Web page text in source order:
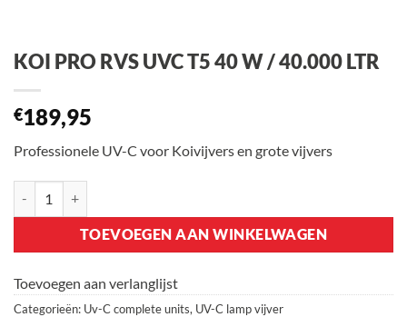
KOI PRO RVS UVC T5 40 W / 40.000 LTR
€189,95
Professionele UV-C voor Koivijvers en grote vijvers
TOEVOEGEN AAN WINKELWAGEN
Toevoegen aan verlanglijst
Categorieën: Uv-C complete units, UV-C lamp vijver